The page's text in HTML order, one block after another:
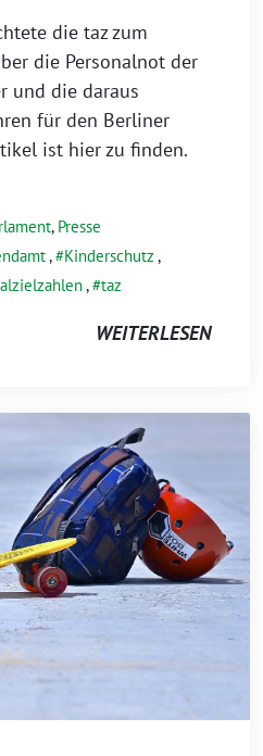
die taz zum
die Personalnot der
und die daraus
für den Berliner
ist hier zu finden.
, Presse
, Kinderschutz ,
, taz
WEITERLESEN